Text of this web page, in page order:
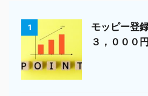
1
モッピー登
３，０００